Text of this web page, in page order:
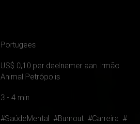
Portugees
US$ 0,10 per deelnemer aan Irmão
Animal Petrópolis
3 - 4 min
#SaúdeMental #Burnout #Carreira #